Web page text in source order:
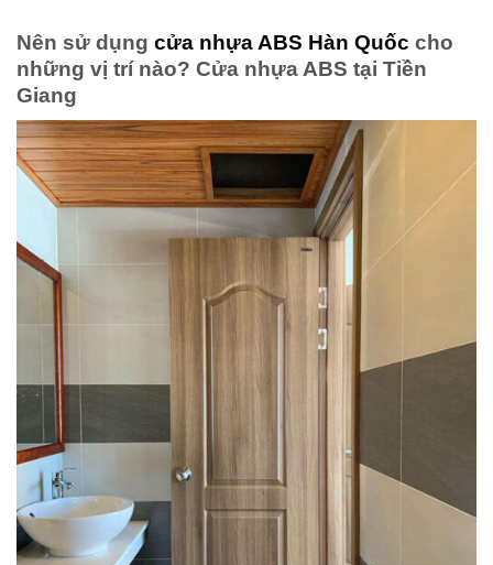
Nên sử dụng cửa nhựa ABS Hàn Quốc cho
những vị trí nào? Cửa nhựa ABS tại Tiền
Giang